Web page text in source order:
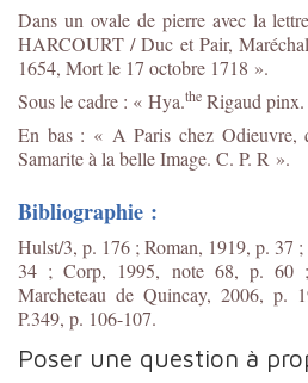
Dans un ovale de pierre avec la
HARCOURT / Duc et Pair,
1654, Mort le 17 octobre 1718 ».
Sous le cadre : « Hya.the Rigaud
En bas : « A Paris chez Odieuvre,
Samarite à la belle Image. C. P. R ».
Bibliographie :
Hulst/3, p. 176 ; Roman, 1919, p. 37
34 ; Corp, 1995, note 68, p. 60
Marcheteau de Quincay, 2006, p.
P.349, p. 106-107.
Poser une question à